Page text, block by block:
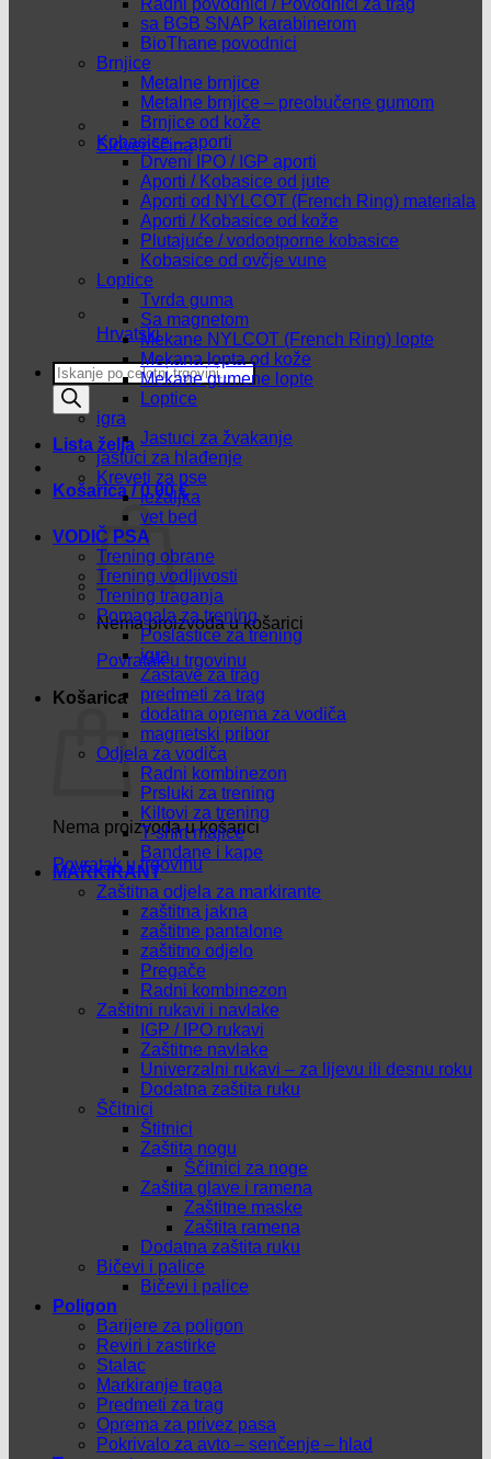
Slovenščina
Hrvatski
Products
search
Lista želja
Košarica /0,00€
Nema proizvoda u košarici
Povratak u trgovinu
Košarica
Nema proizvoda u košarici
Povratak u trgovinu
Radni povodnici / Povodnici za trag
sa BGB SNAP karabinerom
BioThane povodnici
Brnjice
Metalne brnjice
Metalne brnjice – preobučene gumom
Brnjice od kože
Kobasice – aporti
Drveni IPO / IGP aporti
Aporti / Kobasice od jute
Aporti od NYLCOT (French Ring) materiala
Aporti / Kobasice od kože
Plutajuće / vodootporne kobasice
Kobasice od ovčje vune
Loptice
Tvrda guma
Sa magnetom
Mekane NYLCOT (French Ring) lopte
Mekana lopta od kože
Mekane gumene lopte
Loptice
igra
Jastuci za žvakanje
jastuci za hlađenje
Kreveti za pse
ležaljka
vet bed
VODIČ PSA
Trening obrane
Trening vodljivosti
Trening traganja
Pomagala za trening
Poslastice za trening
igra
Zastave za trag
predmeti za trag
dodatna oprema za vodiča
magnetski pribor
Odjela za vodiča
Radni kombinezon
Prsluki za trening
Kiltovi za trening
T-shirt majice
Bandane i kape
MARKIRANT
Zaštitna odjela za markirante
zaštitna jakna
zaštitne pantalone
zaštitno odjelo
Pregače
Radni kombinezon
Zaštitni rukavi i navlake
IGP / IPO rukavi
Zaštitne navlake
Univerzalni rukavi – za lijevu ili desnu roku
Dodatna zaštita ruku
Ščitnici
Štitnici
Zaštita nogu
Ščitnici za noge
Zaštita glave i ramena
Zaštitne maske
Zaštita ramena
Dodatna zaštita ruku
Bičevi i palice
Bičevi i palice
Poligon
Barijere za poligon
Reviri i zastirke
Stalac
Markiranje traga
Predmeti za trag
Oprema za privez pasa
Pokrivalo za avto – senčenje – hlad